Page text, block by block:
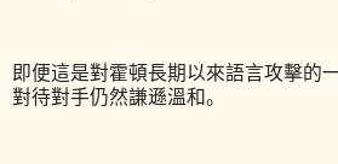
即便這是對霍頓長期以來語言攻擊的
對待對手仍然謙遜溫和。